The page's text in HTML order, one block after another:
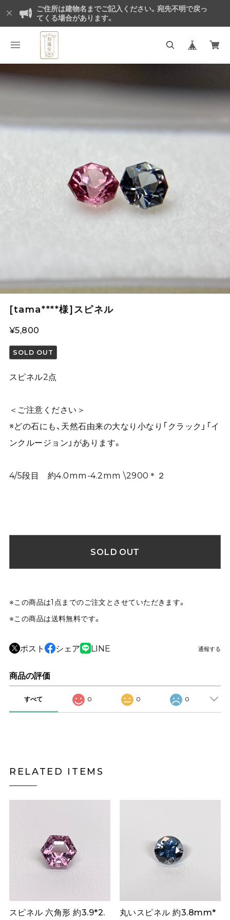
ご住所は建物名までご記入ください。宛先不明で戻っ
てくる場合があります。
[tama****様]スピネル
¥5,800
SOLD OUT
スピネル2点
＜ご注意ください＞
※どの石にも、天然石由来の大なり小なり「クラック」「イ
ンクルージョン」があります。
4/5段目 約4.0mm-4.2mm \2900＊２
SOLD OUT
※この商品は1点までのご注文とさせていただきます。
※この商品は送料無料です。
ポスト シェア LINE 通報する
商品の評価
すべて 0 0 0
RELATED ITEMS
スピネル 六角形 約3.9*2.
丸いスピネル 約3.8mm*